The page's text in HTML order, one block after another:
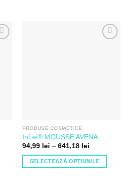
PRODUSE COSMETICE
InLei® MOUSSE AVENA
94,99 lei – 641,18 leiInterval
prețuri:
94,99 lei
SELECTEAZĂ OPȚIUNILE